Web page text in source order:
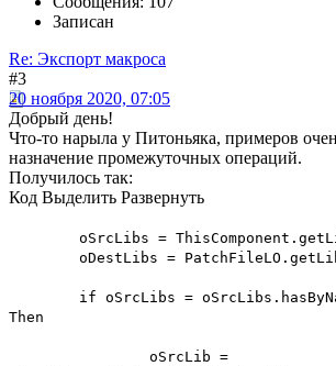
Записан
Re: Экспорт макроса
#3
20 ноября 2020, 07:05
Добрый день!
Что-то нарыла у Питоньяка, примеров
назначение промежуточных операций.
Получилось так:
Код Выделить Развернуть
oSrcLibs =
oDestLibs =
if oSrcLibs =
Then
oSrcLib =